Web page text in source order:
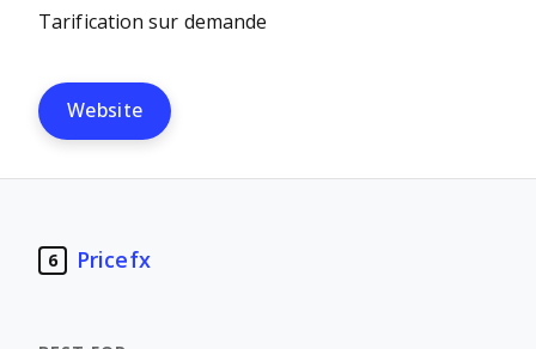
Tarification sur demande
Website
6 Pricefx